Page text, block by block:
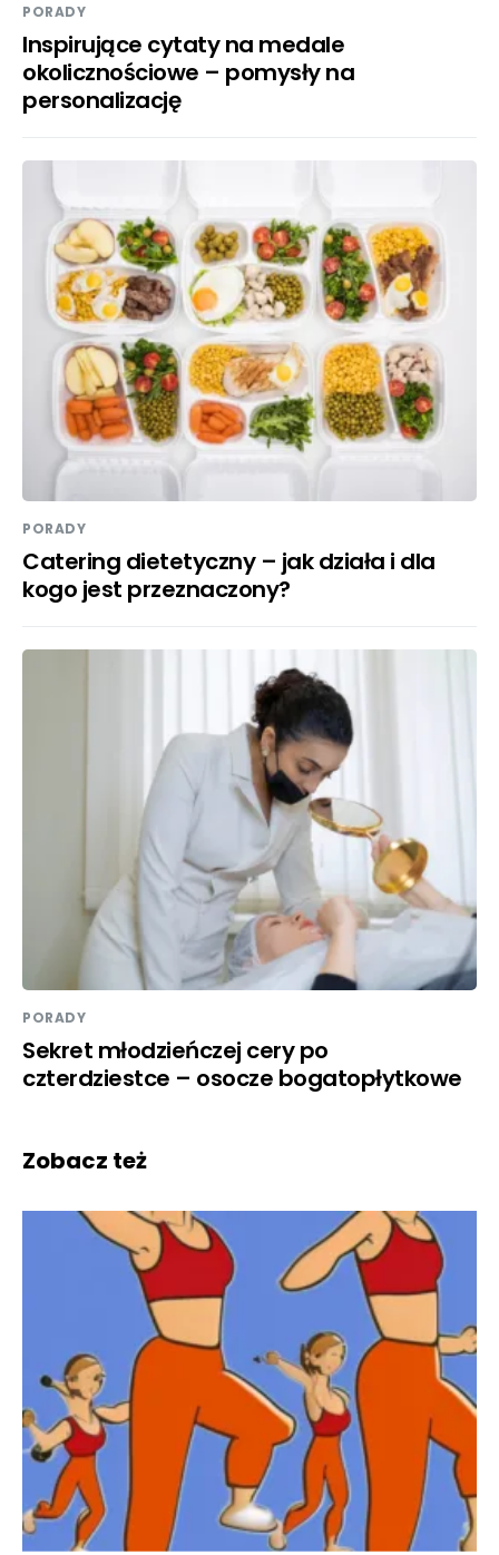
PORADY
Inspirujące cytaty na medale
okolicznościowe – pomysły na
personalizację
PORADY
Catering dietetyczny – jak działa i dla
kogo jest przeznaczony?
PORADY
Sekret młodzieńczej cery po
czterdziestce – osocze bogatopłytkowe
Zobacz też